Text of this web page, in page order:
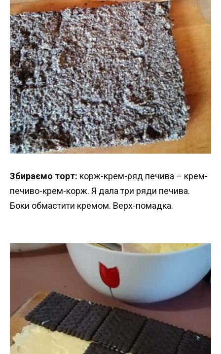
Збираємо торт: корж-крем-ряд печива – крем-
печиво-крем-корж. Я дала три ряди печива.
Боки обмастити кремом. Верх-помадка.